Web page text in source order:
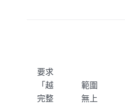
要求
「越
完整
範圍
無上